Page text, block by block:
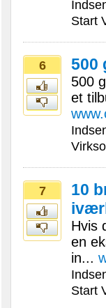
Start
6 500
500
et
7
10
Hvis
en
in...
Start